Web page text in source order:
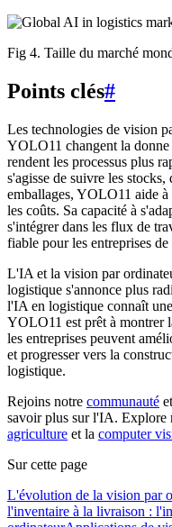
Fig 4. Taille du marché
Points clés#
Les technologies de vision
YOLO11 changent la
rendent les processus plus
s'agisse de suivre les
emballages, YOLO11 aide
les coûts. Sa capacité à
s'intégrer dans les flux de
fiable pour les entreprises de
L'IA et la vision par
logistique s'annonce plus
l'IA en logistique connaît
YOLO11 est prêt à montrer
les entreprises peuvent
et progresser vers la
logistique.
Rejoins notre communauté
savoir plus sur l'IA. Explore
agriculture et la computer
Sur cette page
L'évolution de la vision par
l'inventaire à la livraison :